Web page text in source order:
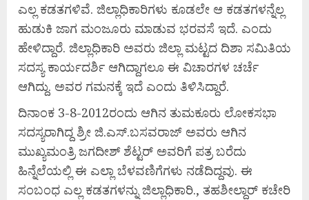
ಎಲ್ಲ ಕಡತಗಳಿವೆ. ಜಿಲ್ಲಾಧಿಕಾರಿಗಳು ಕೂಡಲೇ ಆ ಕಡತಗಳನ್ನೆಲ್ಲ
ಹುಡುಕಿ ಜಾಗ ಮಂಜೂರು ಮಾಡುವ ಭರವಸೆ ಇದೆ. ಎಂದು
ಹೇಳಿದ್ದಾರೆ. ಜಿಲ್ಲಾಧಿಕಾರಿ ಅವರು ಜಿಲ್ಲಾ ಮಟ್ಟದ ದಿಶಾ ಸಮಿತಿಯ
ಸದಸ್ಯ ಕಾರ್ಯದರ್ಶಿ ಆಗಿದ್ದಾಗಲೂ ಈ ವಿಚಾರಗಳ ಚರ್ಚೆ
ಆಗಿದ್ದು. ಅವರ ಗಮನಕ್ಕೆ ಇದೆ ಎಂದು ತಿಳಿಸಿದ್ದಾರೆ.
ದಿನಾಂಕ 3-8-2012ರಂದು ಆಗಿನ ತುಮಕೂರು ಲೋಕಸಭಾ
ಸದಸ್ಯರಾಗಿದ್ದ ಶ್ರೀ ಜಿ.ಎಸ್.ಬಸವರಾಜ್ ಅವರು ಆಗಿನ
ಮುಖ್ಯಮಂತ್ರಿ ಜಗದೀಶ್ ಶೆಟ್ಟರ್ ಅವರಿಗೆ ಪತ್ರ ಬರೆದು
ಹಿನ್ನೆಲೆಯಲ್ಲಿ ಈ ಎಲ್ಲಾ ಬೆಳವಣಿಗೆಗಳು ನಡೆದಿದ್ದವು. ಈ
ಸಂಬಂಧ ಎಲ್ಲ ಕಡತಗಳನ್ನು ಜಿಲ್ಲಾಧಿಕಾರಿ., ತಹಶೀಲ್ದಾರ್ ಕಚೇರಿ